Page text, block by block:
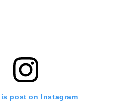
post on Instagram